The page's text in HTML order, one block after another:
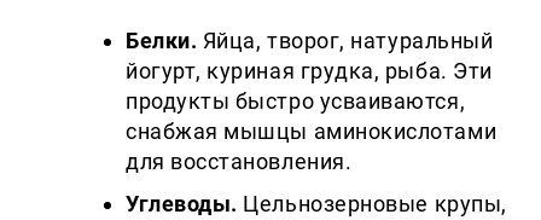
Белки. Яйца, творог, натуральный
йогурт, куриная грудка, рыба. Эти
продукты быстро усваиваются,
снабжая мышцы аминокислотами
для восстановления.
Углеводы. Цельнозерновые крупы,